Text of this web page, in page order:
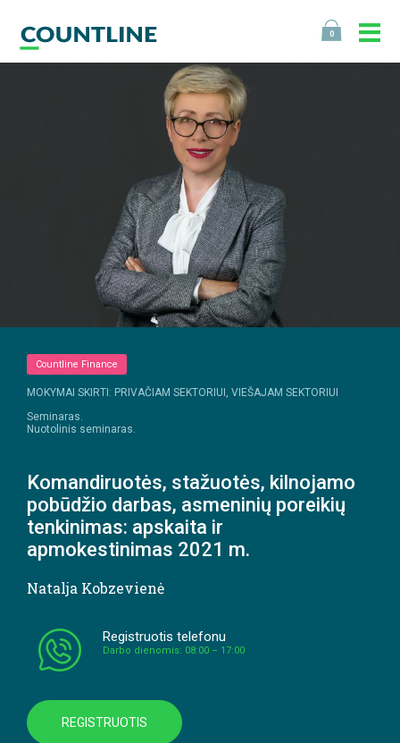
0
Countline Finance
MOKYMAI SKIRTI: PRIVAČIAM SEKTORIUI, VIEŠAJAM SEKTORIUI
Seminaras.
Nuotolinis seminaras.
Komandiruotės, stažuotės, kilnojamo
pobūdžio darbas, asmeninių poreikių
tenkinimas: apskaita ir
apmokestinimas 2021 m.
Natalja Kobzevienė
Registruotis telefonu
Darbo dienomis: 08:00 – 17:00
REGISTRUOTIS